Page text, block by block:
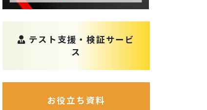
テスト支援・検証サービ
ス
お役立ち資料